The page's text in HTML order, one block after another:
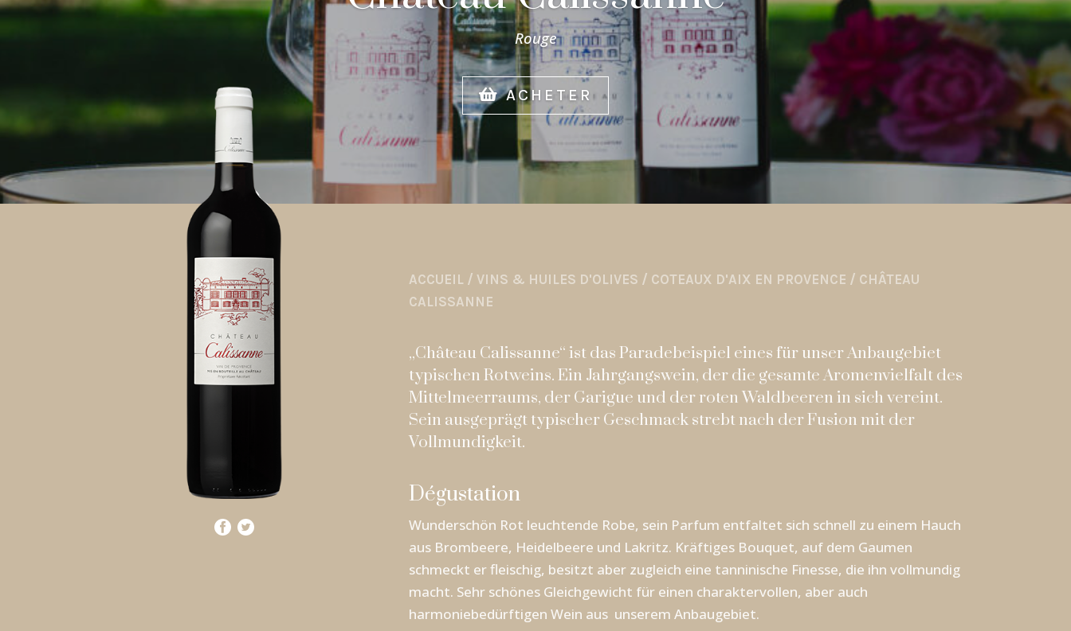
Rouge
ACHETER
ACCUEIL / VINS & HUILES D'OLIVES / COTEAUX D'AIX EN PROVENCE / CHÂTEAU
CALISSANNE
„Château Calissanne“ ist das Paradebeispiel eines für unser Anbaugebiet
typischen Rotweins. Ein Jahrgangswein, der die gesamte Aromenvielfalt des
Mittelmeerraums, der Garigue und der roten Waldbeeren in sich vereint.
Sein ausgeprägt typischer Geschmack strebt nach der Fusion mit der
Vollmundigkeit.
Dégustation
Wunderschön Rot leuchtende Robe, sein Parfum entfaltet sich schnell zu einem Hauch
aus Brombeere, Heidelbeere und Lakritz. Kräftiges Bouquet, auf dem Gaumen
schmeckt er fleischig, besitzt aber zugleich eine tanninische Finesse, die ihn vollmundig
macht. Sehr schönes Gleichgewicht für einen charaktervollen, aber auch
harmoniebedürftigen Wein aus unserem Anbaugebiet.